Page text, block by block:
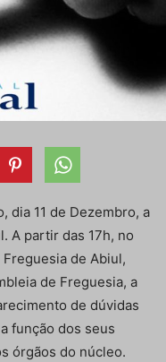
dia 11 de Dezembro, a
A partir das 17h, no
de Abiul,
de Freguesia, a
de dúvidas
função dos seus
órgãos do núcleo.